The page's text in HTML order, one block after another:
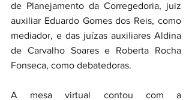
de Planejamento da Corregedoria, juiz
auxiliar Eduardo Gomes dos Reis, como
mediador, e das juízas auxiliares Aldina
de Carvalho Soares e Roberta Rocha
Fonseca, como debatedoras.
A mesa virtual contou com a